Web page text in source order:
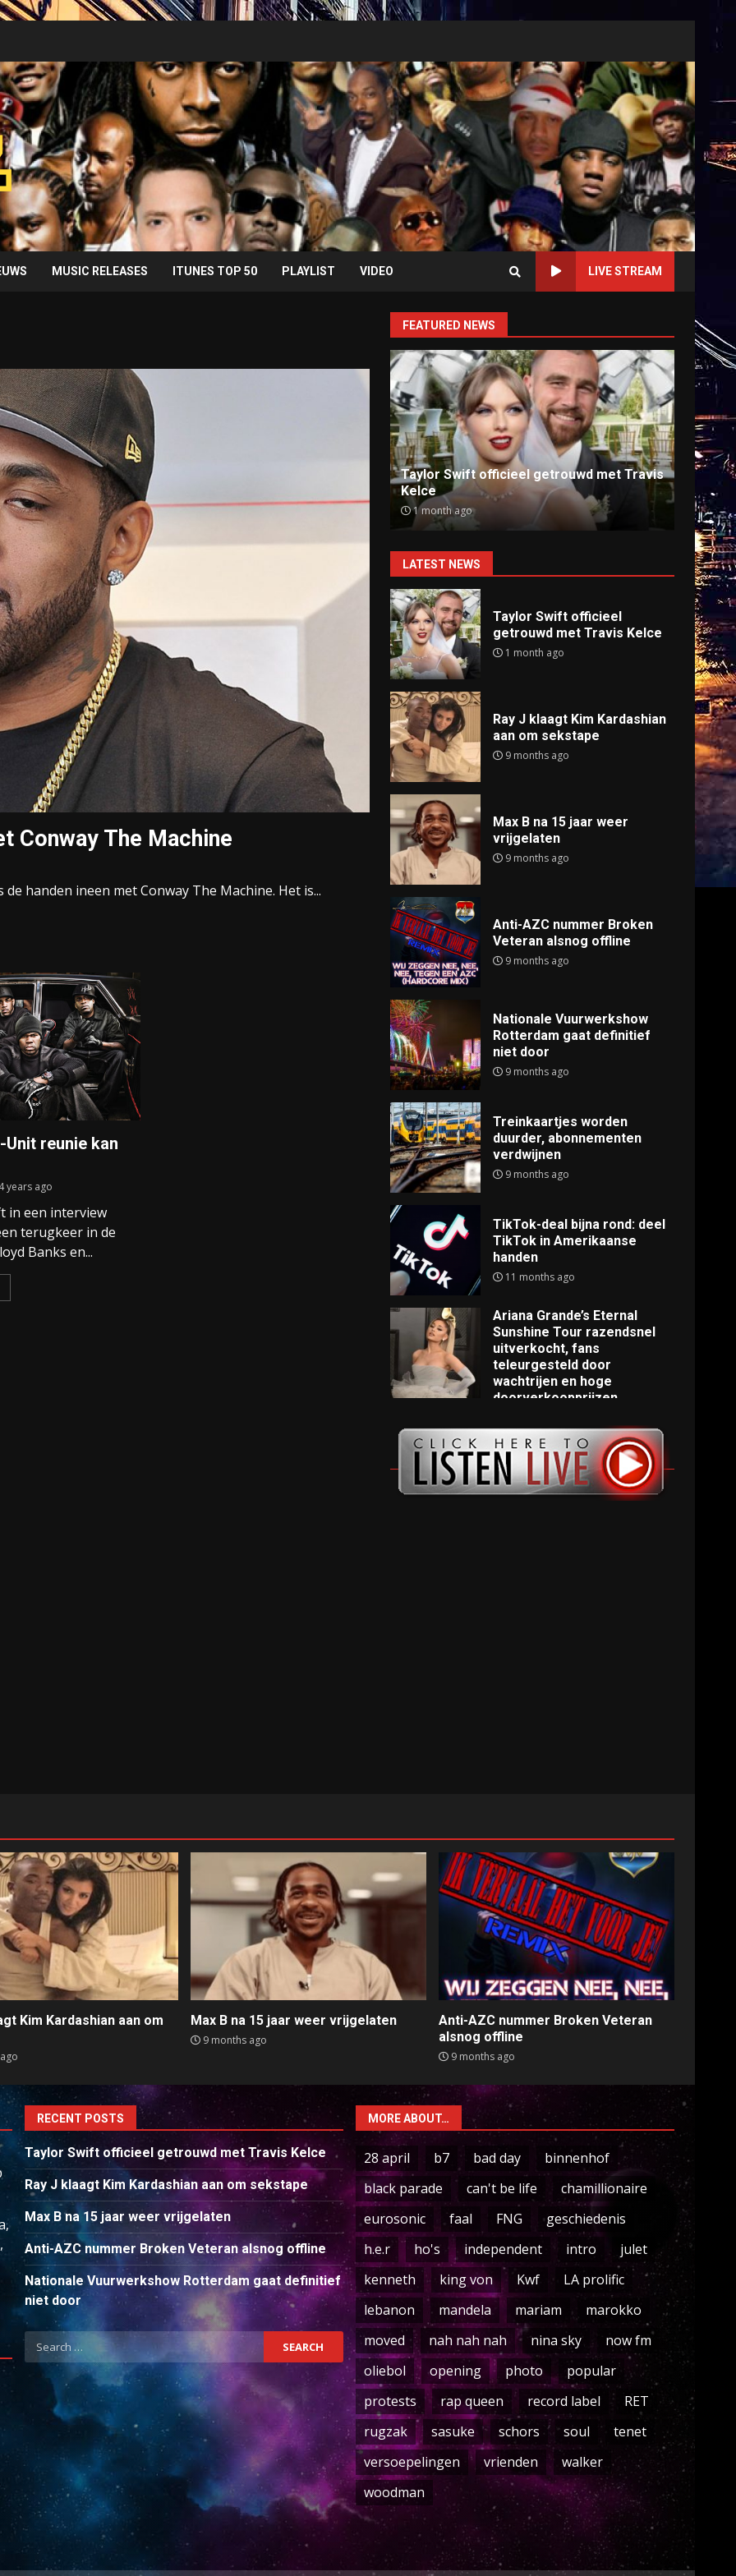
MUSIC RELEASES ITUNES TOP 50 PLAYLIST VIDEO LIVE STREAM
Conway The Machine
handen ineen met Conway The Machine. Het is...
Unit reunie kan
years ago
in een interview
terugkeer in de
Banks en...
FEATURED NEWS
Taylor Swift officieel getrouwd met Travis
Kelce
1 month ago
Ray J klaagt Kim Kardashian aan om
sekstape
9 months ago
Anti-
9
LATEST NEWS
Taylor Swift officieel
getrouwd met Travis Kelce
1 month ago
Ray J klaagt Kim Kardashian
aan om sekstape
9 months ago
Max B na 15 jaar weer
vrijgelaten
9 months ago
Anti-AZC nummer Broken
Veteran alsnog offline
9 months ago
Nationale Vuurwerkshow
Rotterdam gaat definitief
niet door
9 months ago
Treinkaartjes worden
duurder, abonnementen
verdwijnen
9 months ago
TikTok-deal bijna rond: deel
TikTok in Amerikaanse
handen
11 months ago
Ariana Grande’s Eternal
Sunshine Tour razendsnel
uitverkocht, fans
teleurgesteld door
wachtrijen en hoge
doorverkoopprijzen
Kim Kardashian aan om
Max B na 15 jaar weer vrijgelaten
9 months ago
Anti-AZC nummer Broken Veteran
alsnog offline
9 months ago
RECENT POSTS
Taylor Swift officieel getrouwd met Travis Kelce
Ray J klaagt Kim Kardashian aan om sekstape
Max B na 15 jaar weer vrijgelaten
Anti-AZC nummer Broken Veteran alsnog offline
Nationale Vuurwerkshow Rotterdam gaat definitief
niet door
Search
for:
MORE ABOUT…
28 april b7 bad day
binnenhof
black parade
can't be life
chamillionaire
eurosonic
faal FNG
geschiedenis
h.e.r
ho's independent intro
julet
kenneth
king von Kwf
LA prolific
lebanon
mandela mariam
marokko
moved
nah nah nah nina sky
now fm
oliebol
opening photo
popular
protests
rap queen record label
RET
rugzak
sasuke schors soul
tenet
versoepelingen
vrienden
walker
woodman